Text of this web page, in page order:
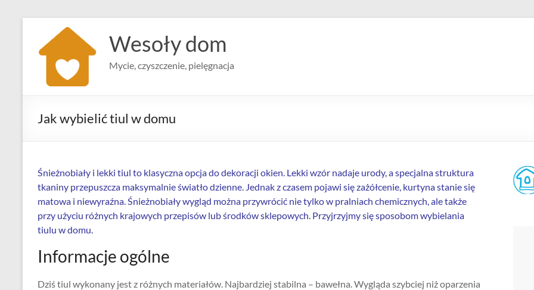
content
Wesoły dom
Mycie, czyszczenie, pielęgnacja
Jak wybielić tiul w domu
Śnieżnobiały i lekki tiul to klasyczna opcja do dekoracji okien. Lekki wzór nadaje urody, a specjalna struktura
tkaniny przepuszcza maksymalnie światło dzienne. Jednak z czasem pojawi się zażółcenie, kurtyna stanie się
matowa i niewyraźna. Śnieżnobiały wygląd można przywrócić nie tylko w pralniach chemicznych, ale także
przy użyciu różnych krajowych przepisów lub środków sklepowych. Przyjrzyjmy się sposobom wybielania
tiulu w domu.
Informacje ogólne
Dziś tiul wykonany jest z różnych materiałów. Najbardziej stabilna – bawełna. Wygląda szybciej niż oparzenia